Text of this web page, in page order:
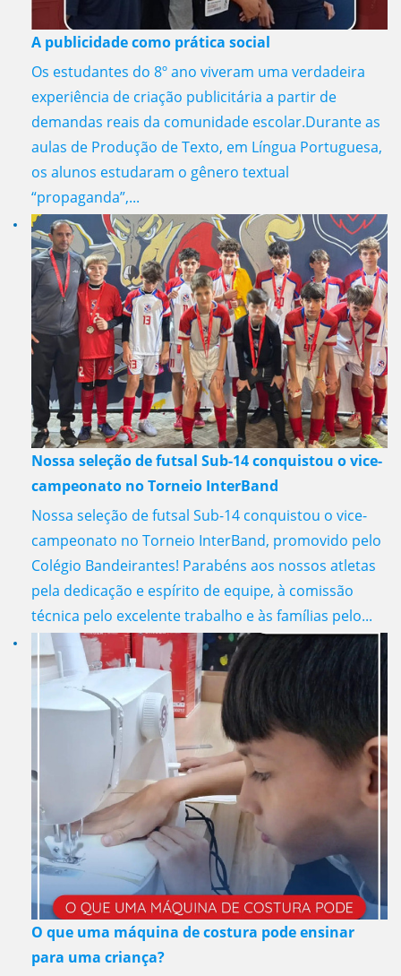
A publicidade como prática social
Os estudantes do 8º ano viveram uma verdadeira
experiência de criação publicitária a partir de
demandas reais da comunidade escolar.Durante as
aulas de Produção de Texto, em Língua Portuguesa,
os alunos estudaram o gênero textual
“propaganda”,...
Nossa seleção de futsal Sub-14 conquistou o vice-
campeonato no Torneio InterBand
Nossa seleção de futsal Sub-14 conquistou o vice-
campeonato no Torneio InterBand, promovido pelo
Colégio Bandeirantes! Parabéns aos nossos atletas
pela dedicação e espírito de equipe, à comissão
técnica pelo excelente trabalho e às famílias pelo...
O que uma máquina de costura pode ensinar
para uma criança?